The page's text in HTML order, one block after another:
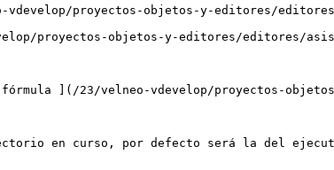
vdevelop/proyectos-objetos-y-editores/
proyectos-objetos-y-editores/editores/
](/23/velneo-vdevelop/proyectos-
en curso, por defecto será la del